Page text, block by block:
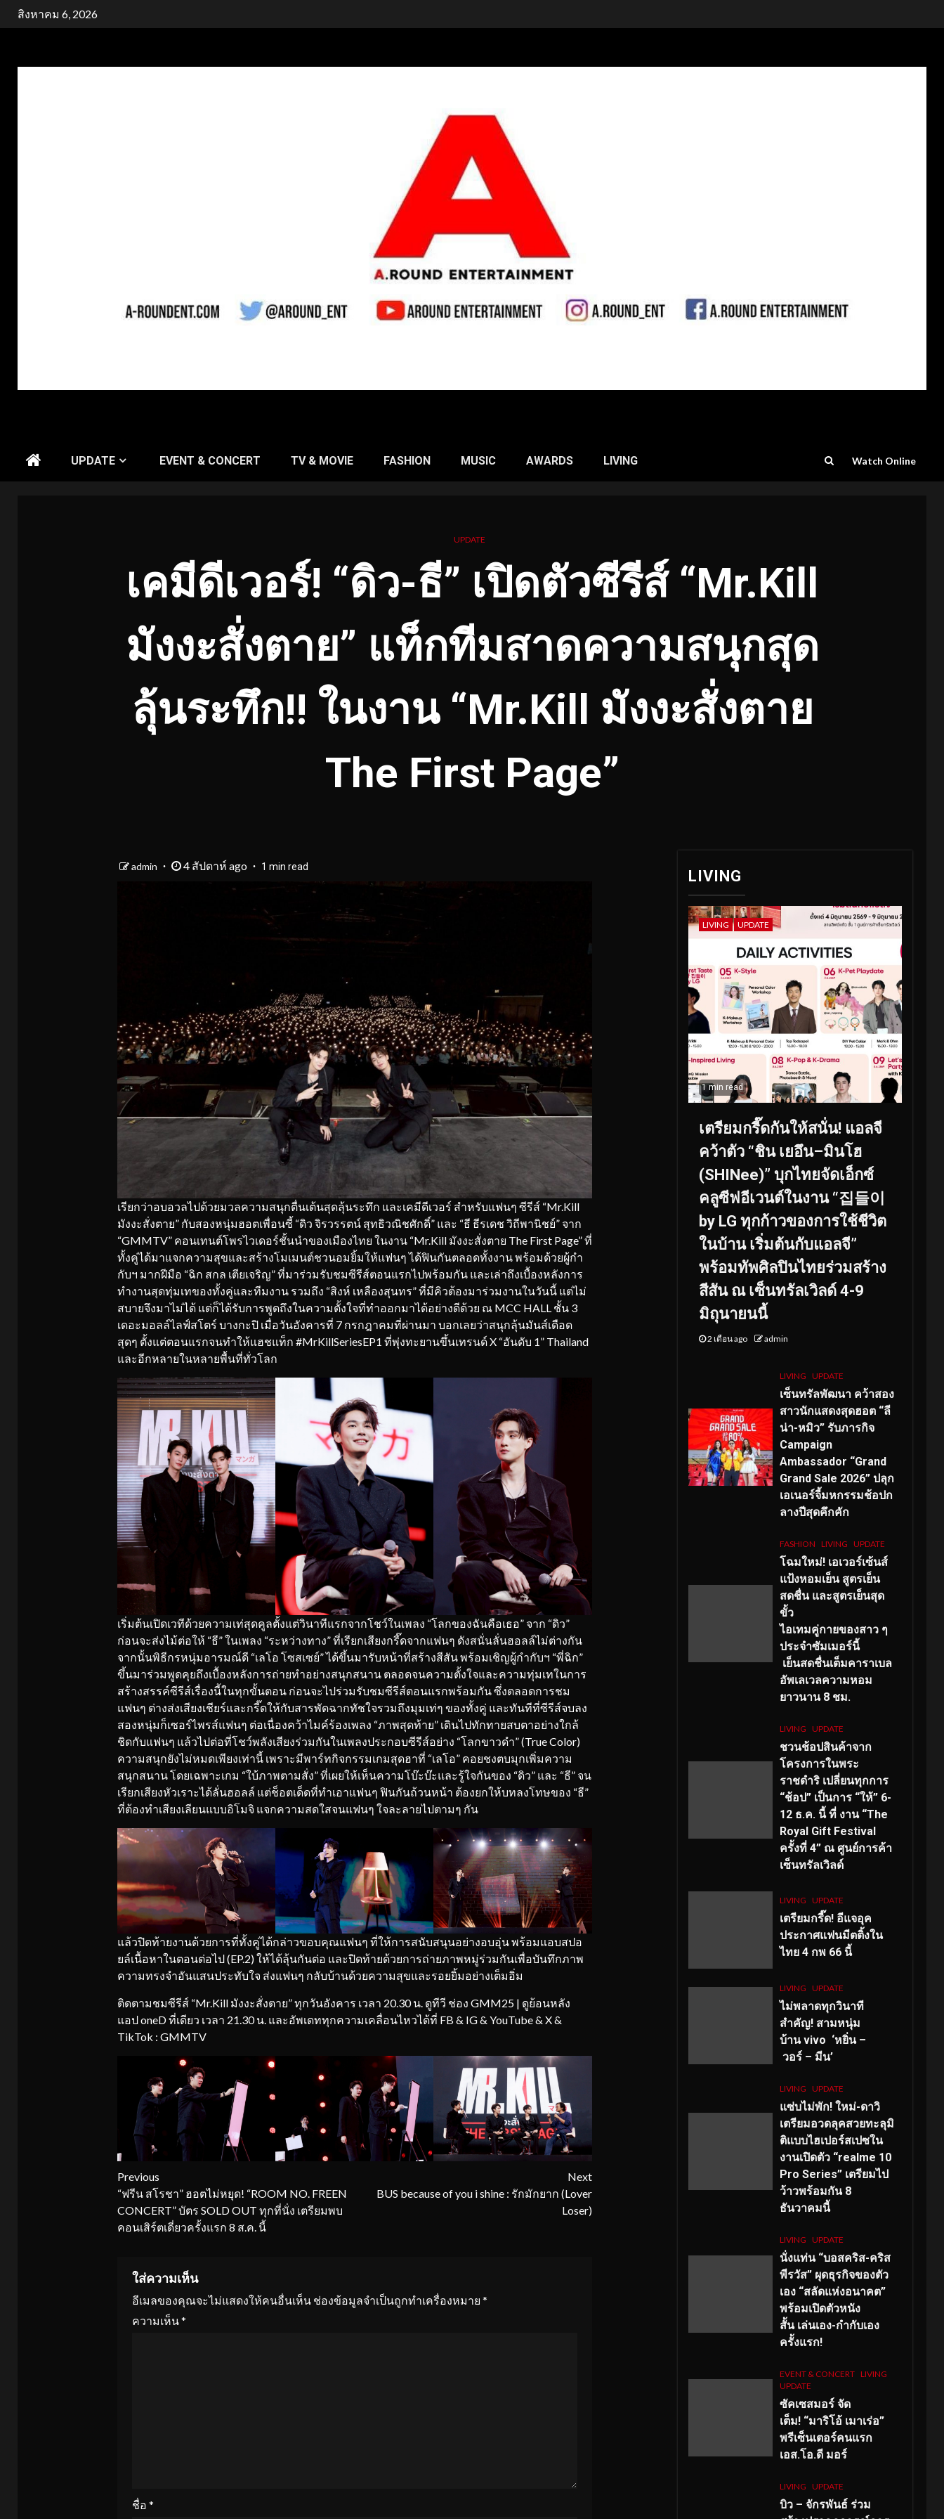
Skipสิงหาคม 6, 2026
UPDATE EVENT & CONCERT TV & MOVIE FASHION MUSIC AWARDS LIVING Watch Online
UPDATE
เคมีดีเวอร์! “ดิว-ธี” เปิดตัวซีรีส์ “Mr.Kill
มังงะสั่งตาย” แท็กทีมสาดความสนุกสุด
ลุ้นระทึก!! ในงาน “Mr.Kill มังงะสั่งตาย
The First Page”
admin 4 สัปดาห์ ago 1 min read
เรียกว่าอบอวลไปด้วยมวลความสนุกตื่นเต้นสุดลุ้นระทึก และเคมีดีเวอร์ สำหรับแฟนๆ ซีรีส์ “Mr.Kill
มังงะสั่งตาย” กับสองหนุ่มฮอตเพื่อนซี้ “ดิว จิรวรรตน์ สุทธิวณิชศักดิ์” และ “ธี ธีรเดช วิถีพานิชย์” จาก
“GMMTV” คอนเทนต์โพรไวเดอร์ชั้นนำของเมืองไทย ในงาน “Mr.Kill มังงะสั่งตาย The First Page” ที่
ทั้งคู่ได้มาแจกความสุขและสร้างโมเมนต์ชวนอมยิ้มให้แฟนๆ ได้ฟินกันตลอดทั้งงาน พร้อมด้วยผู้กำ
กับฯ มากฝีมือ “ฉิก สกล เตียเจริญ” ที่มาร่วมรับชมซีรีส์ตอนแรกไปพร้อมกัน และเล่าถึงเบื้องหลังการ
ทำงานสุดทุ่มเทของทั้งคู่และทีมงาน รวมถึง “สิงห์ เหลืองสุนทร” ที่มีคิวต้องมาร่วมงานในวันนี้ แต่ไม่
สบายจึงมาไม่ได้ แต่ก็ได้รับการพูดถึงในความตั้งใจที่ทำออกมาได้อย่างดีด้วย ณ MCC HALL ชั้น 3
เดอะมอลล์ไลฟ์สโตร์ บางกะปิ เมื่อวันอังคารที่ 7 กรกฎาคมที่ผ่านมา บอกเลยว่าสนุกลุ้นมันส์เดือด
สุดๆ ตั้งแต่ตอนแรกจนทำให้แฮชแท็ก #MrKillSeriesEP1 ที่พุ่งทะยานขึ้นเทรนด์ X “อันดับ 1” Thailand
และอีกหลายในหลายพื้นที่ทั่วโลก
เริ่มต้นเปิดเวทีด้วยความเท่สุดคูลตั้งแต่วินาทีแรกจากโชว์ในเพลง “โลกของฉันคือเธอ” จาก “ดิว”
ก่อนจะส่งไม้ต่อให้ “ธี” ในเพลง “ระหว่างทาง” ที่เรียกเสียงกรี๊ดจากแฟนๆ ดังสนั่นลั่นฮอลล์ไม่ต่างกัน
จากนั้นพิธีกรหนุ่มอารมณ์ดี “เลโอ โซสเซย์” ได้ขึ้นมารับหน้าที่สร้างสีสัน พร้อมเชิญผู้กำกับฯ “พี่ฉิก”
ขึ้นมาร่วมพูดคุยถึงเบื้องหลังการถ่ายทำอย่างสนุกสนาน ตลอดจนความตั้งใจและความทุ่มเทในการ
สร้างสรรค์ซีรีส์เรื่องนี้ในทุกขั้นตอน ก่อนจะไปร่วมรับชมซีรีส์ตอนแรกพร้อมกัน ซึ่งตลอดการชม
แฟนๆ ต่างส่งเสียงเชียร์และกรี๊ดให้กับสารพัดฉากทัชใจรวมถึงมุมเท่ๆ ของทั้งคู่ และทันทีที่ซีรีส์จบลง
สองหนุ่มก็เซอร์ไพรส์แฟนๆ ต่อเนื่องคว้าไมค์ร้องเพลง “ภาพสุดท้าย” เดินไปทักทายสบตาอย่างใกล้
ชิดกับแฟนๆ แล้วไปต่อที่โชว์พลังเสียงร่วมกันในเพลงประกอบซีรีส์อย่าง “โลกขาวดำ” (True Color)
ความสนุกยังไม่หมดเพียงเท่านี้ เพราะมีพาร์ทกิจกรรมเกมสุดฮาที่ “เลโอ” คอยชงตบมุกเพิ่มความ
สนุกสนาน โดยเฉพาะเกม “ใบ้ภาพตามสั่ง” ที่เผยให้เห็นความโบ๊ะบ๊ะและรู้ใจกันของ “ดิว” และ “ธี” จน
เรียกเสียงหัวเราะได้ลั่นฮอลล์ แต่ช็อตเด็ดที่ทำเอาแฟนๆ ฟินกันถ้วนหน้า ต้องยกให้บทลงโทษของ “ธี”
ที่ต้องทำเสียงเลียนแบบอิโมจิ แจกความสดใสจนแฟนๆ ใจละลายไปตามๆ กัน
แล้วปิดท้ายงานด้วยการที่ทั้งคู่ได้กล่าวขอบคุณแฟนๆ ที่ให้การสนับสนุนอย่างอบอุ่น พร้อมแอบสปอ
ยล์เนื้อหาในตอนต่อไป (EP.2) ให้ได้ลุ้นกันต่อ และปิดท้ายด้วยการถ่ายภาพหมู่ร่วมกันเพื่อบันทึกภาพ
ความทรงจำอันแสนประทับใจ ส่งแฟนๆ กลับบ้านด้วยความสุขและรอยยิ้มอย่างเต็มอิ่ม
ติดตามชมซีรีส์ “Mr.Kill มังงะสั่งตาย” ทุกวันอังคาร เวลา 20.30 น. ดูทีวี ช่อง GMM25 | ดูย้อนหลัง
แอป oneD ที่เดียว เวลา 21.30 น. และอัพเดททุกความเคลื่อนไหวได้ที่ FB & IG & YouTube & X &
TikTok : GMMTV
Continue
Reading
Previous
“ฟรีน สโรชา” ฮอตไม่หยุด! “ROOM NO. FREEN
CONCERT” บัตร SOLD OUT ทุกที่นั่ง เตรียมพบ
คอนเสิร์ตเดี่ยวครั้งแรก 8 ส.ค. นี้
Next
BUS because of you i shine : รักมักยาก (Lover
Loser)
ใส่ความเห็น
อีเมลของคุณจะไม่แสดงให้คนอื่นเห็น ช่องข้อมูลจำเป็นถูกทำเครื่องหมาย *
ความเห็น*
ชื่อ *
LIVING
LIVING UPDATE
1 min read
เตรียมกรี๊ดกันให้สนั่น! แอลจี
คว้าตัว “ชิน เยอึน–มินโฮ
(SHINee)” บุกไทยจัดเอ็กซ์
คลูซีฟอีเวนต์ในงาน “집들이
by LG ทุกก้าวของการใช้ชีวิต
ในบ้าน เริ่มต้นกับแอลจี”
พร้อมทัพศิลปินไทยร่วมสร้าง
สีสัน ณ เซ็นทรัลเวิลด์ 4-9
มิถุนายนนี้
2 เดือน ago admin
LIVING UPDATE
เซ็นทรัลพัฒนา คว้าสอง
สาวนักแสดงสุดฮอต “ลี
น่า-หมิว” รับภารกิจ
Campaign
Ambassador “Grand
Grand Sale 2026” ปลุก
เอเนอร์จี้มหกรรมช้อปก
ลางปีสุดคึกคัก
FASHION LIVING UPDATE
โฉมใหม่! เอเวอร์เซ้นส์
แป้งหอมเย็น สูตรเย็น
สดชื่น และสูตรเย็นสุด
ขั้ว
ไอเทมคู่กายของสาว ๆ
ประจำซัมเมอร์นี้
เย็นสดชื่นเต็มคาราเบล
อัพเลเวลความหอม
ยาวนาน 8 ชม.
LIVING UPDATE
ชวนช้อปสินค้าจาก
โครงการในพระ
ราชดำริ เปลี่ยนทุกการ
“ช้อป” เป็นการ “ให้” 6-
12 ธ.ค. นี้ ที่ งาน “The
Royal Gift Festival
ครั้งที่ 4” ณ ศูนย์การค้า
เซ็นทรัลเวิลด์
LIVING UPDATE
เตรียมกรี๊ด! อีแจอุค
ประกาศแฟนมีตติ้งใน
ไทย 4 กพ 66 นี้
LIVING UPDATE
ไม่พลาดทุกวินาที
สำคัญ! สามหนุ่ม
บ้าน vivo ‘หยิ่น –
วอร์ – มีน’
LIVING UPDATE
แซ่บไม่พัก! ใหม่-ดาวิ
เตรียมอวดลุคสวยทะลุมิ
ติแบบไฮเปอร์สเปซใน
งานเปิดตัว “realme 10
Pro Series” เตรียมไป
ว้าวพร้อมกัน 8
ธันวาคมนี้
LIVING UPDATE
นั่งแท่น “บอสคริส-คริส
พีรวัส” ผุดธุรกิจของตัว
เอง “สลัดแห่งอนาคต”
พร้อมเปิดตัวหนัง
สั้น เล่นเอง-กำกับเอง
ครั้งแรก!
EVENT & CONCERT LIVING
UPDATE
ซัคเซสมอร์ จัด
เต็ม! “มาริโอ้ เมาเร่อ”
พรีเซ็นเตอร์คนแรก
เอส.โอ.ดี มอร์
LIVING UPDATE
บิว – จักรพันธ์ ร่วม